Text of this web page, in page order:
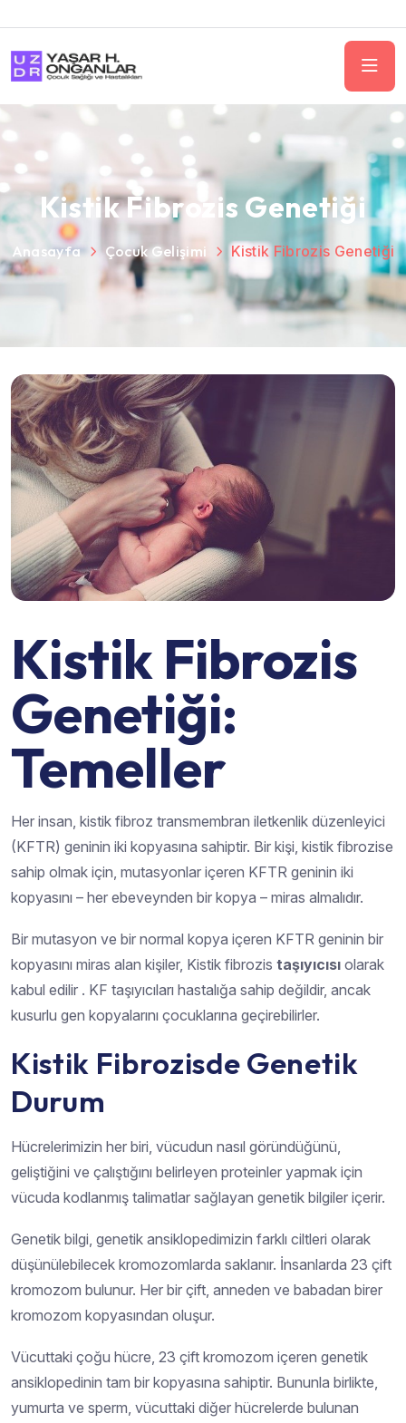
Kistik Fibrozis Genetiği
Anasayfa Çocuk Gelişimi Kistik Fibrozis Genetiği
Kistik Fibrozis
Genetiği:
Temeller
Her insan, kistik fibroz transmembran iletkenlik düzenleyici
(KFTR) geninin iki kopyasına sahiptir. Bir kişi, kistik fibrozise
sahip olmak için, mutasyonlar içeren KFTR geninin iki
kopyasını – her ebeveynden bir kopya – miras almalıdır.
Bir mutasyon ve bir normal kopya içeren KFTR geninin bir
kopyasını miras alan kişiler, Kistik fibrozis taşıyıcısı olarak
kabul edilir . KF taşıyıcıları hastalığa sahip değildir, ancak
kusurlu gen kopyalarını çocuklarına geçirebilirler.
Kistik Fibrozisde Genetik
Durum
Hücrelerimizin her biri, vücudun nasıl göründüğünü,
geliştiğini ve çalıştığını belirleyen proteinler yapmak için
vücuda kodlanmış talimatlar sağlayan genetik bilgiler içerir.
Genetik bilgi, genetik ansiklopedimizin farklı ciltleri olarak
düşünülebilecek kromozomlarda saklanır. İnsanlarda 23 çift
kromozom bulunur. Her bir çift, anneden ve babadan birer
kromozom kopyasından oluşur.
Vücuttaki çoğu hücre, 23 çift kromozom içeren genetik
ansiklopedinin tam bir kopyasına sahiptir. Bununla birlikte,
yumurta ve sperm, vücuttaki diğer hücrelerde bulunan